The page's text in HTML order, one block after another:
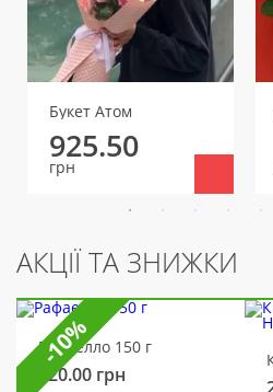
Букет Атом
925.50
грн
АКЦІЇ ТА ЗНИЖКИ
Рафаелло 150 г
320.00 грн
-10%